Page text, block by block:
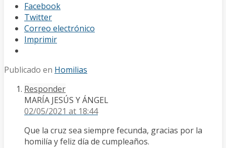
Facebook
Twitter
Correo electrónico
Imprimir
Publicado en Homilias
Responder
MARÍA JESÚS Y ÁNGEL
02/05/2021 at 18:44
Que la cruz sea siempre fecunda, gracias por la
homilía y feliz día de cumpleaños.